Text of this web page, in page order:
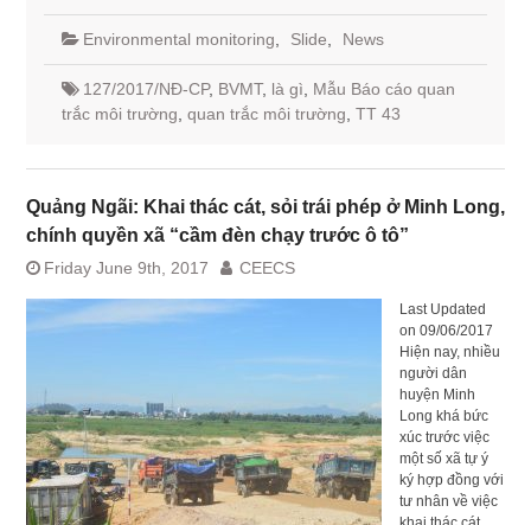
Environmental monitoring Slide News
127/2017/NĐ-CP, BVMT, là gì
Mẫu Báo cáo quan
trắc môi trường quan trắc môi trường TT 43
Quảng Ngãi: Khai thác cát, sỏi trái phép ở Minh Long,
chính quyền xã “cầm đèn chạy trước ô tô”
Friday June 9th, 2017 CEECS
Last Updated
on 09/06/2017
Hiện nay, nhiều
người dân
huyện Minh
Long khá bức
xúc trước việc
một số xã tự ý
ký hợp đồng với
tư nhân về việc